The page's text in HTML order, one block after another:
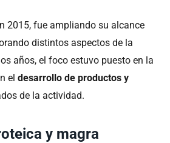
2015, fue ampliando su alcance
distintos aspectos de la
años, el foco estuvo puesto en la
el desarrollo de productos y
de la actividad.
y magra